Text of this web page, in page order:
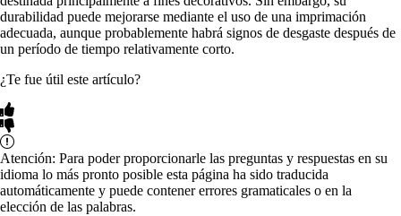
durabilidad puede mejorarse mediante el uso de una imprimación
adecuada, aunque probablemente habrá signos de desgaste después de
un período de tiempo relativamente corto.
¿Te fue útil este artículo?
Atención: Para poder proporcionarle las preguntas y respuestas en su
idioma lo más pronto posible esta página ha sido traducida
automáticamente y puede contener errores gramaticales o en la
elección de las palabras.